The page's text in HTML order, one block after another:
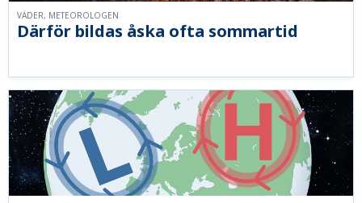
Därför bildas åska ofta sommartid
VÄDER, METEOROLOGEN